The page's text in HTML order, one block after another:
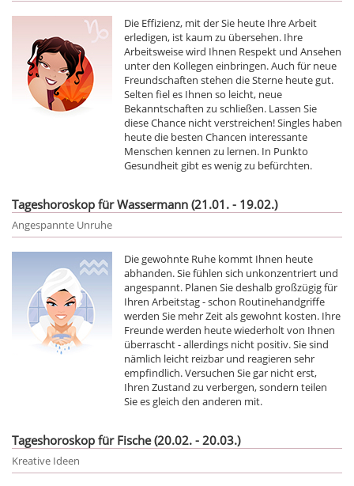
Die Effizienz, mit der Sie heute Ihre Arbeit
erledigen, ist kaum zu übersehen. Ihre
Arbeitsweise wird Ihnen Respekt und Ansehen
unter den Kollegen einbringen. Auch für neue
Freundschaften stehen die Sterne heute gut.
Selten fiel es Ihnen so leicht, neue
Bekanntschaften zu schließen. Lassen Sie
diese Chance nicht verstreichen! Singles haben
heute die besten Chancen interessante
Menschen kennen zu lernen. In Punkto
Gesundheit gibt es wenig zu befürchten.
Tageshoroskop für Wassermann (21.01. - 19.02.)
Angespannte Unruhe
Die gewohnte Ruhe kommt Ihnen heute
abhanden. Sie fühlen sich unkonzentriert und
angespannt. Planen Sie deshalb großzügig für
Ihren Arbeitstag - schon Routinehandgriffe
werden Sie mehr Zeit als gewohnt kosten. Ihre
Freunde werden heute wiederholt von Ihnen
überrascht - allerdings nicht positiv. Sie sind
nämlich leicht reizbar und reagieren sehr
empfindlich. Versuchen Sie gar nicht erst,
Ihren Zustand zu verbergen, sondern teilen
Sie es gleich den anderen mit.
Tageshoroskop für Fische (20.02. - 20.03.)
Kreative Ideen